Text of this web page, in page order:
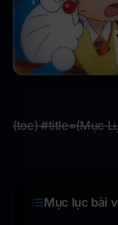
(toc) #title=(Mục
Mục lục bài